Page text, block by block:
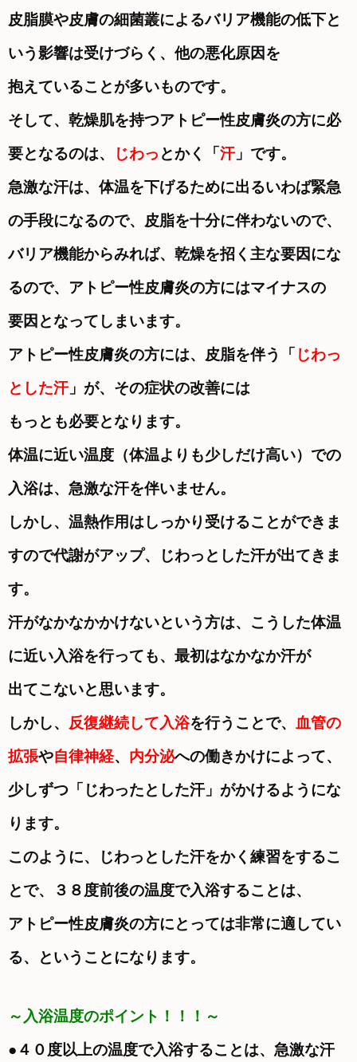
皮脂膜や皮膚の細菌叢によるバリア機能の低下と
いう影響は受けづらく、他の悪化原因を
抱えていることが多いものです。
そして、乾燥肌を持つアトピー性皮膚炎の方に必
要となるのは、
じわっ とかく「 汗」です。
急激な汗は、体温を下げるために出るいわば緊急
の手段になるので、皮脂を十分に伴わないので、
バリア機能からみれば、 乾燥を招く主な要因にな
るので、アトピー性皮膚炎の方にはマイナスの
要因となってしまいます。
アトピー性皮膚炎の方には、皮脂を伴う「 じわっ
とした汗」が、その症状の改善には
もっとも必要となります。
体温に近い温度（体温よりも少しだけ高い）での
入浴は、急激な汗を伴いません。
しかし、温熱作用はしっかり受けることができま
すので代謝がアップ、じわっとした汗が出てきま
す。
汗がなかなかかけないという方は、こうした体温
に近い入浴を行っても、最初はなかなか汗が
出てこないと思います。
しかし、 反復継続して入浴を行うことで、 血管の
拡張や自律神経、 内分泌への働きかけによって、
少しずつ「じわったとした汗」がかけるようにな
ります。
このように、じわっとした汗をかく練習をするこ
とで、３８度前後の温度で入浴することは、
アトピー性皮膚炎の方にとっては非常に適してい
る、ということになります。
～入浴温度のポイント！！！～
●４０度以上の温度で入浴することは、急激な汗